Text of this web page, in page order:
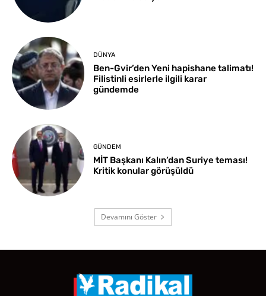
DÜNYA
Ben-Gvir’den Yeni hapishane talimatı!
Filistinli esirlerle ilgili karar
gündemde
GÜNDEM
MİT Başkanı Kalın’dan Suriye teması!
Kritik konular görüşüldü
Devamını Göster